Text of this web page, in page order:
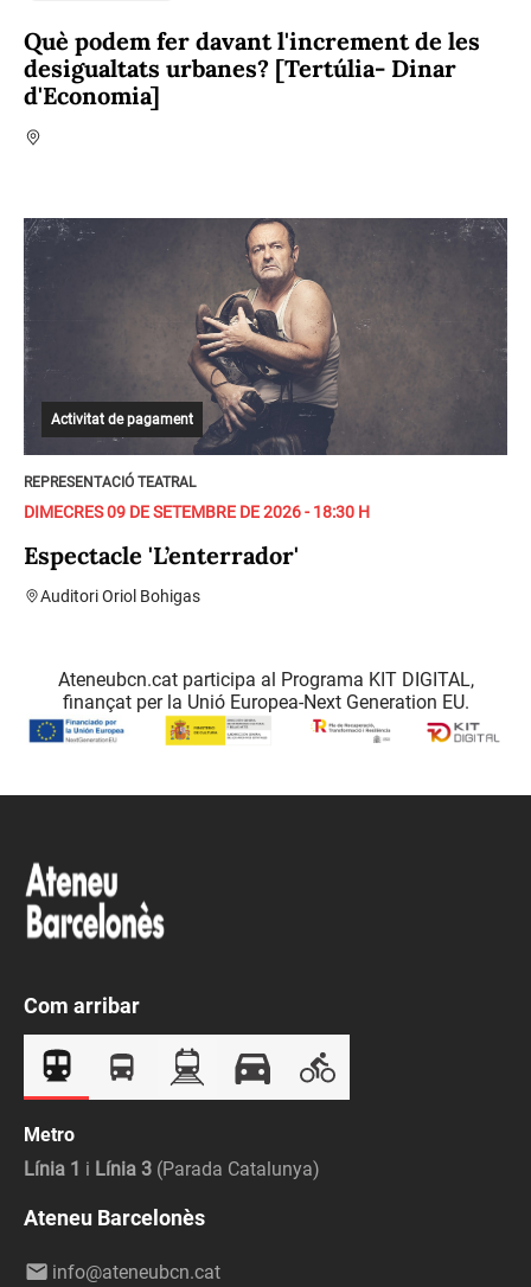
Què podem fer davant l'increment de les
desigualtats urbanes? [Tertúlia- Dinar
d'Economia]
Activitat de pagament
REPRESENTACIÓ TEATRAL
DIMECRES 09 DE SETEMBRE DE 2026 - 18:30 H
Espectacle 'L’enterrador'
Auditori Oriol Bohigas
Ateneubcn.cat participa al Programa KIT DIGITAL,
finançat per la Unió Europea-Next Generation EU.
Com arribar
Metro
Línia 1 i Línia 3 (Parada Catalunya)
Ateneu Barcelonès
info@ateneubcn.cat